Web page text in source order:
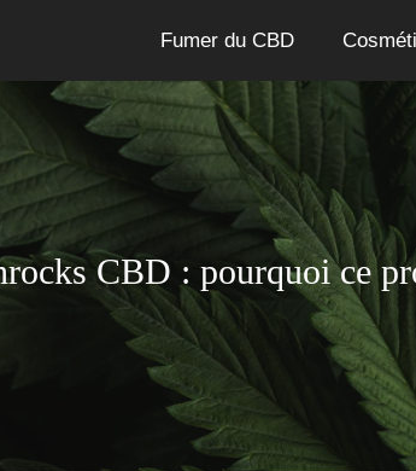
Fumer du CBD
CBD : pourquoi ce